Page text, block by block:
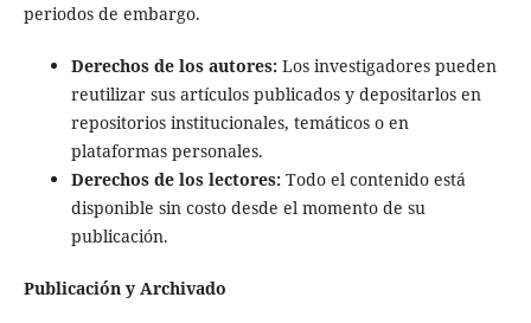
periodos de embargo.
Derechos de los autores:Los investigadores pueden
reutilizar sus artículos publicados y depositarlos en
repositorios institucionales, temáticos o en
plataformas personales.
Derechos de los lectores:Todo el contenido está
disponible sin costo desde el momento de su
publicación.
Publicación y Archivado